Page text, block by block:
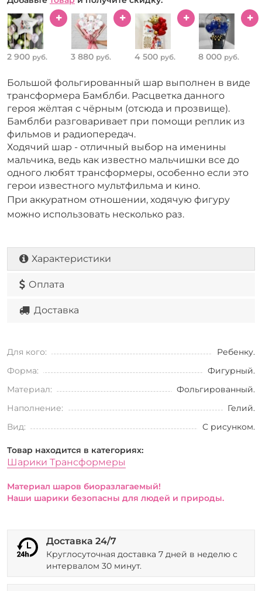
2 900 руб. 3 880 руб. 4 500 руб. 8 000 руб.
Большой фольгированный шар выполнен в виде
трансформера Бамблби. Расцветка данного
героя жёлтая с чёрным (отсюда и прозвище).
Бамблби разговаривает при помощи реплик из
фильмов и радиопередач.
Ходячий шар - отличный выбор на именины
мальчика, ведь как известно мальчишки все до
одного любят трансформеры, особенно если это
герои известного мультфильма и кино.
При аккуратном отношении, ходячую фигуру
можно использовать несколько раз.
Характеристики
Оплата
Доставка
Для кого:
Ребенку.
Форма:
Фигурный.
Материал:
Фольгированный.
Наполнение:
Гелий.
Вид:
С рисунком.
Товар находится в категориях:
Шарики Трансформеры
Материал шаров биоразлагаемый!
Наши шарики безопасны для людей и природы.
Доставка 24/7
Круглосуточная доставка 7 дней в неделю с
интервалом 30 минут.